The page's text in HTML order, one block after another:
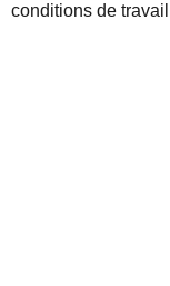
conditions de